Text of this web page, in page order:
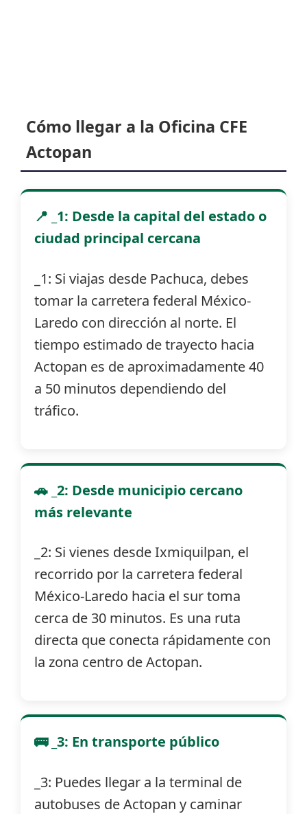
Cómo llegar a la Oficina CFE
Actopan
📍 _1: Desde la capital del estado o
ciudad principal cercana
_1: Si viajas desde Pachuca, debes
tomar la carretera federal México-
Laredo con dirección al norte. El
tiempo estimado de trayecto hacia
Actopan es de aproximadamente 40
a 50 minutos dependiendo del
tráfico.
🚗 _2: Desde municipio cercano
más relevante
_2: Si vienes desde Ixmiquilpan, el
recorrido por la carretera federal
México-Laredo hacia el sur toma
cerca de 30 minutos. Es una ruta
directa que conecta rápidamente con
la zona centro de Actopan.
🚌 _3: En transporte público
_3: Puedes llegar a la terminal de
autobuses de Actopan y caminar